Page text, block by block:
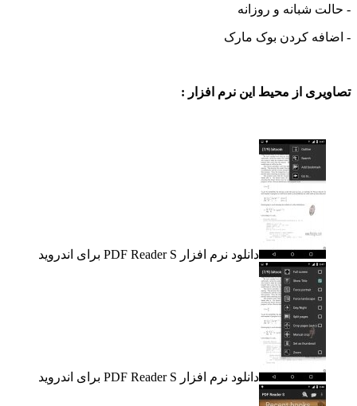
شبانه و روزانه
کردن بوک مارک
از محیط این نرم افزار :
دانلود نرم افزار PDF Reader S برای اندروید
دانلود نرم افزار PDF Reader S برای اندروید